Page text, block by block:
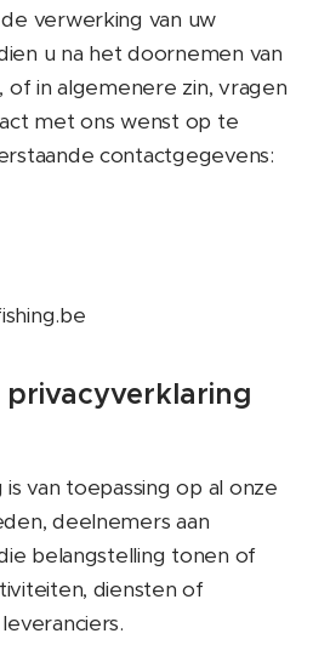
verwerking van uw
u na het doornemen van
of in algemenere zin, vragen
met ons wenst op te
contactgegevens:
privacyverklaring
van toepassing op al onze
deelnemers aan
belangstelling tonen of
diensten of